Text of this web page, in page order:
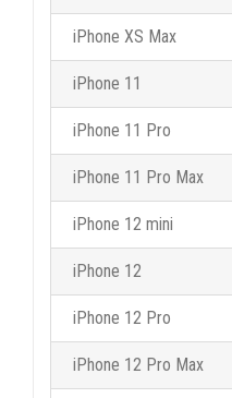
iPhone XS Max
iPhone 11
iPhone 11 Pro
iPhone 11 Pro Max
iPhone 12 mini
iPhone 12
iPhone 12 Pro
iPhone 12 Pro Max